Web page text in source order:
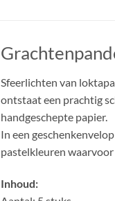
Sfeerlichten van
ontstaat een prachtig
handgeschepte papier.
In een
pastelkleuren
Inhoud: